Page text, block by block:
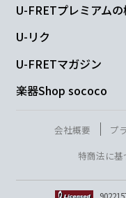
U-FRETプレミアム
U-リク
U-FRETマガジン
楽器Shop sococo
会社概要 プ
特商法に基